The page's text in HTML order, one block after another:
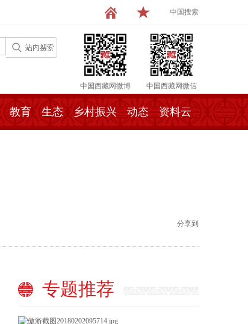
中国搜索
中国西藏网微博 中国西藏网微信
教育 生态 乡村振兴 动态 资料云
分享到
专题推荐